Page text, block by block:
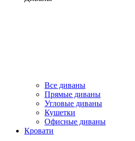
Все диваны
Прямые диваны
Угловые диваны
Кушетки
Офисные диваны
Кровати